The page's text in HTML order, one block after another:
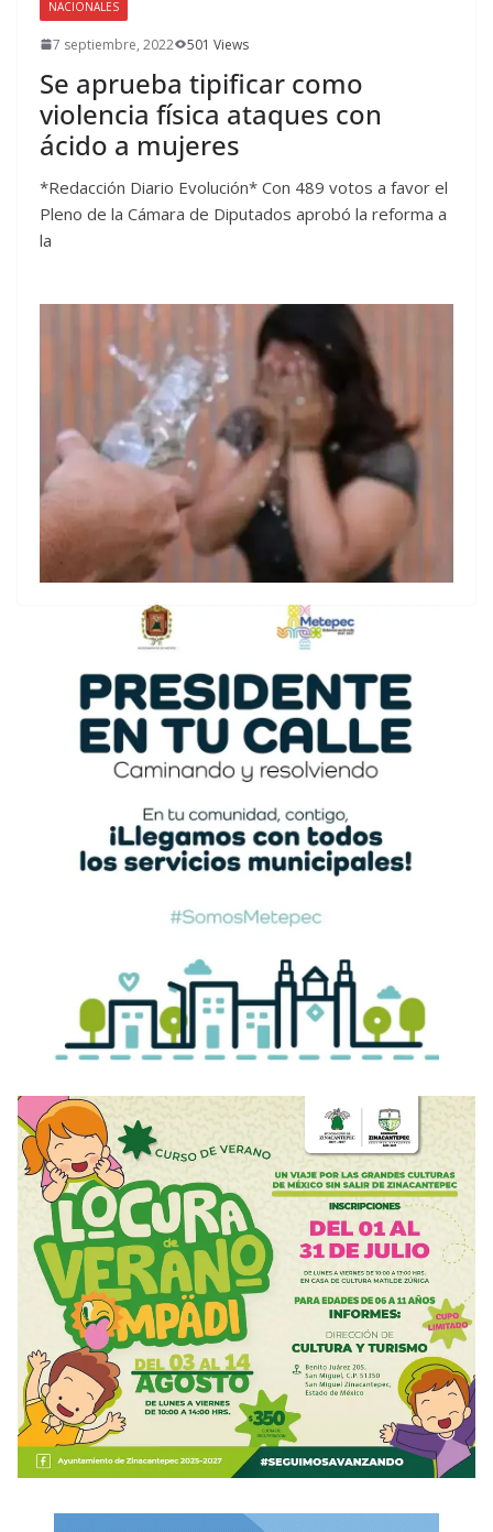
NACIONALES
7 septiembre, 2022 501 Views
Se aprueba tipificar como
violencia física ataques con
ácido a mujeres
*Redacción Diario Evolución* Con 489 votos a favor el
Pleno de la Cámara de Diputados aprobó la reforma a
la